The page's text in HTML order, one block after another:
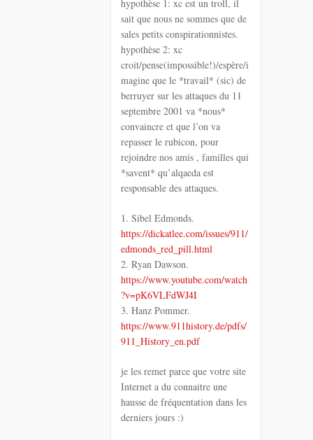
hypothèse 1: xc est un troll, il
sait que nous ne sommes que de
sales petits conspirationnistes.
hypothèse 2: xc
croit/pense(impossible!)/espère/i
magine que le *travail* (sic) de
berruyer sur les attaques du 11
septembre 2001 va *nous*
convaincre et que l’on va
repasser le rubicon, pour
rejoindre nos amis , familles qui
*savent* qu’alqaeda est
responsable des attaques.
1. Sibel Edmonds.
https://dickatlee.com/issues/911/
edmonds_red_pill.html
2. Ryan Dawson.
https://www.youtube.com/watch
?v=pK6VLFdWJ4I
3. Hanz Pommer.
https://www.911history.de/pdfs/
911_History_en.pdf
je les remet parce que votre site
Internet a du connaitre une
hausse de fréquentation dans les
derniers jours :)